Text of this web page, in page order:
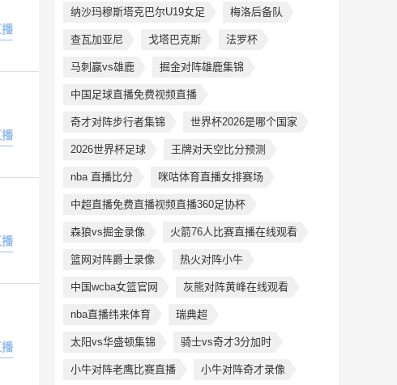
纳沙玛穆斯塔克巴尔U19女足 梅洛后备队
查瓦加亚尼 戈塔巴克斯 法罗杯
马刺赢vs雄鹿 掘金对阵雄鹿集锦
中国足球直播免费视频直播
奇才对阵步行者集锦 世界杯2026是哪个国家
2026世界杯足球 王牌对天空比分预测
nba 直播比分 咪咕体育直播女排赛场
中超直播免费直播视频直播360足协杯
森狼vs掘金录像 火箭76人比赛直播在线观看
篮网对阵爵士录像 热火对阵小牛
中国wcba女篮官网 灰熊对阵黄峰在线观看
nba直播纬来体育 瑞典超
太阳vs华盛顿集锦 骑士vs奇才3分加时
小牛对阵老鹰比赛直播 小牛对阵奇才录像